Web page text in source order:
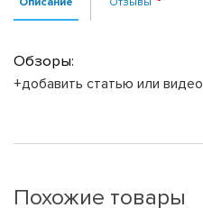
Обзоры:
+добавить статью или видео
Похожие товары